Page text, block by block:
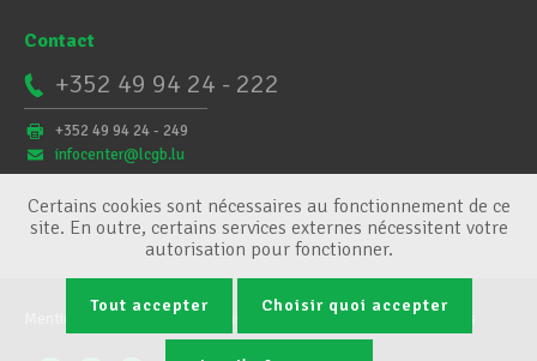
Contact
+352 49 94 24 - 222
+352 49 94 24 - 249
infocenter@lcgb.lu
Conditions générales Gestion des cookies
Certains cookies sont nécessaires au fonctionnement de ce
site. En outre, certains services externes nécessitent votre
autorisation pour fonctionner.
Tout accepter Choisir quoi accepter